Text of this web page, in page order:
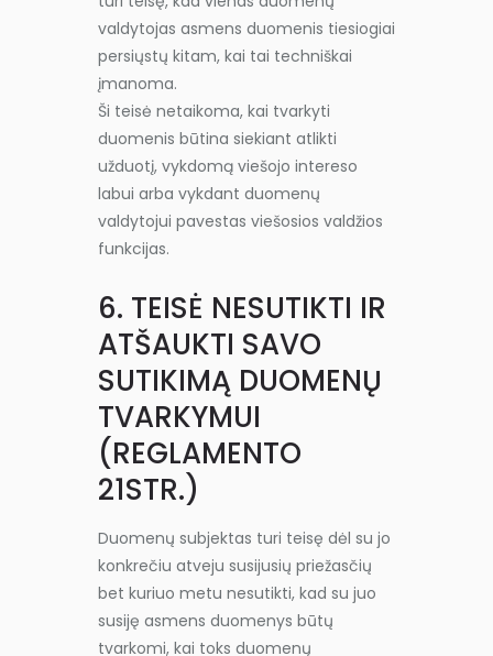
valdytojas asmens duomenis tiesiogiai
persiųstų kitam, kai tai techniškai
įmanoma.
Ši teisė netaikoma, kai tvarkyti
duomenis būtina siekiant atlikti
užduotį, vykdomą viešojo intereso
labui arba vykdant duomenų
valdytojui pavestas viešosios valdžios
funkcijas.
6. TEISĖ NESUTIKTI IR
ATŠAUKTI SAVO
SUTIKIMĄ DUOMENŲ
TVARKYMUI
(REGLAMENTO
21STR.)
Duomenų subjektas turi teisę dėl su jo
konkrečiu atveju susijusių priežasčių
bet kuriuo metu nesutikti, kad su juo
susiję asmens duomenys būtų
tvarkomi, kai toks duomenų